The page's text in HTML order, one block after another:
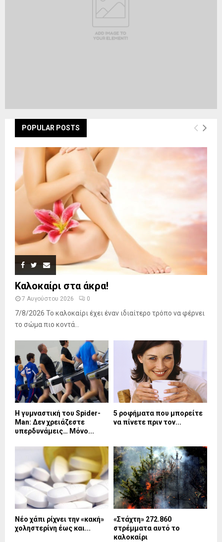
POPULAR POSTS
Καλοκαίρι στα άκρα!
7 Αυγούστου 2026 0
7/8/2026 Το καλοκαίρι έχει έναν ιδιαίτερο τρόπο να φέρνει
το σώμα πιο κοντά...
Η γυμναστική του Spider-
Man: Δεν χρειάζεστε
υπερδυνάμεις… Μόνο...
5 ροφήματα που μπορείτε
να πίνετε πριν τον...
Νέο χάπι ρίχνει την «κακή»
χοληστερίνη έως και...
«Στάχτη» 272.860
στρέμματα αυτό το
καλοκαίρι